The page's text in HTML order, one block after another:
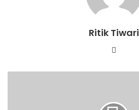
Ritik Tiwari
Website